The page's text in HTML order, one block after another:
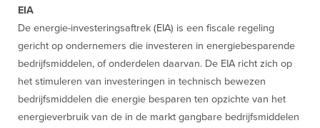
EIA
De energie-investeringsaftrek (EIA) is een fiscale regeling
gericht op ondernemers die investeren in energiebesparende
bedrijfsmiddelen, of onderdelen daarvan. De EIA richt zich op
het stimuleren van investeringen in technisch bewezen
bedrijfsmiddelen die energie besparen ten opzichte van het
energieverbruik van de in de markt gangbare bedrijfsmiddelen